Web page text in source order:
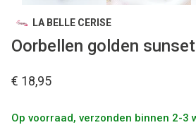
LA BELLE CERISE
Oorbellen golden
€ 18,95
Op voorraad, verzonden binnen 2-3